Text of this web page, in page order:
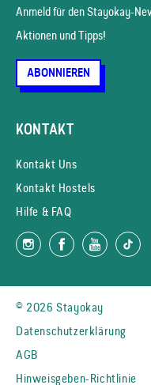
Anmeld für den Stayokay-
Aktionen und Tipps!
ABONNIEREN
KONTAKT
Kontakt Uns
Kontakt Hostels
Hilfe & FAQ
© 2026 Stayokay
Datenschutzerklärung
AGB
Hinweisgeben-Richtlinie